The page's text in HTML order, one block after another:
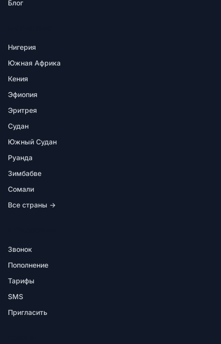
Блог
Нигерия
Южная Африка
Кения
Эфиопия
Эритрея
Судан
Южный Судан
Руанда
Зимбабве
Сомали
Все страны →
Звонок
Пополнение
Тарифы
SMS
Пригласить